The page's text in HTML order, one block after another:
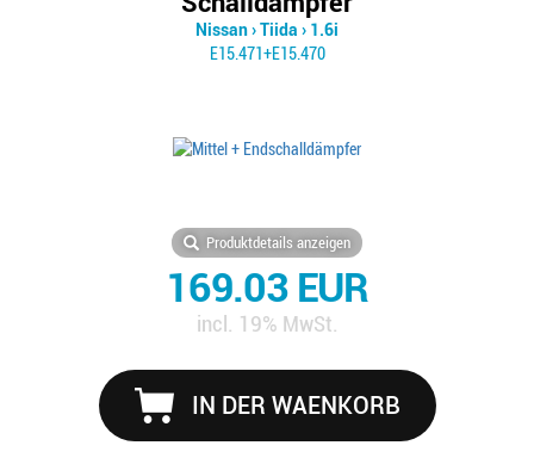
Nissan›Tiida › 1.6i
E15.471+E15.470
Produktdetails anzeigen
169.03 EUR
incl. 19% MwSt.
IN DER WAENKORB